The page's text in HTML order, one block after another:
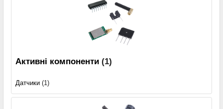
Активні компоненти (1)
Датчики (1)